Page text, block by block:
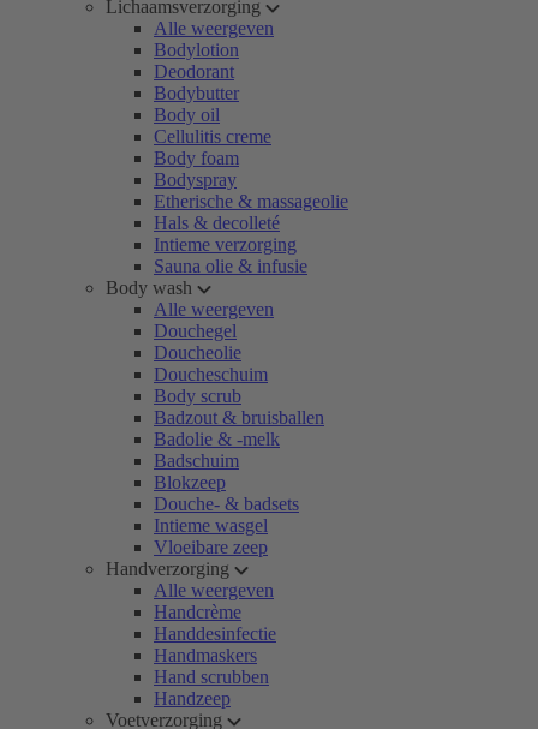
Lichaamsverzorging
Alle weergeven
Bodylotion
Deodorant
Bodybutter
Body oil
Cellulitis creme
Body foam
Bodyspray
Etherische & massageolie
Hals & decolleté
Intieme verzorging
Sauna olie & infusie
Body wash
Alle weergeven
Douchegel
Doucheolie
Doucheschuim
Body scrub
Badzout & bruisballen
Badolie & -melk
Badschuim
Blokzeep
Douche- & badsets
Intieme wasgel
Vloeibare zeep
Handverzorging
Alle weergeven
Handcrème
Handdesinfectie
Handmaskers
Hand scrubben
Handzeep
Voetverzorging